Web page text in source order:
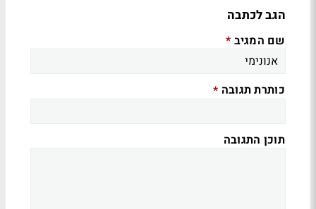
הגב לכתבה
שם המגיב *
כותרת תגובה *
תוכן התגובה